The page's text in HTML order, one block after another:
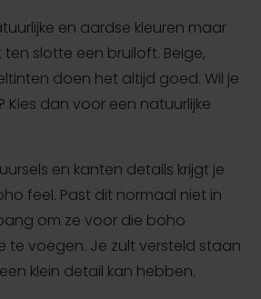
en aardse kleuren maar
ten slotte een bruiloft. Beige,
doen het altijd goed. Wil je
dan voor een natuurlijke
en kanten details krijgt je
feel. Past dit normaal niet in
om ze voor die boho
te voegen. Je zult versteld staan
klein detail kan hebben.